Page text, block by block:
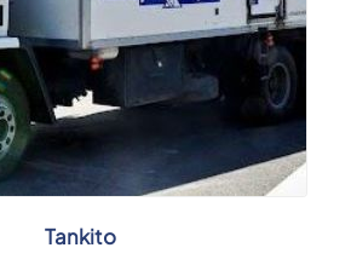
Tankito